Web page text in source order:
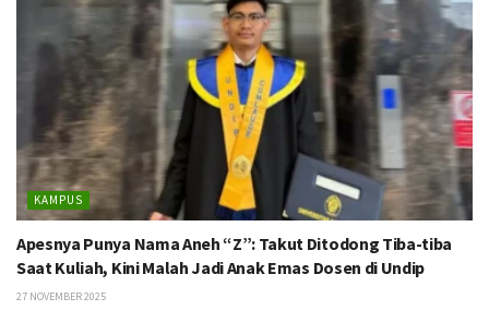
KAMPUS
Apesnya Punya Nama Aneh “Z”: Takut Ditodong Tiba-tiba
Saat Kuliah, Kini Malah Jadi Anak Emas Dosen di Undip
27 NOVEMBER 2025